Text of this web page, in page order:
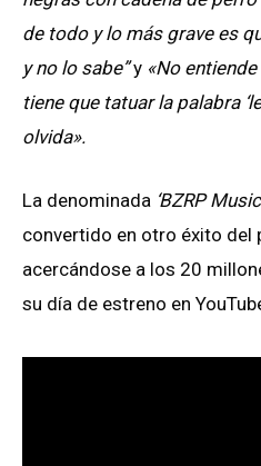
de todo y lo más grave es
y no lo sabe”y «No
tiene que tatuar la palabra
olvida».
La denominada ‘BZRP
convertido en otro éxito del
acercándose a los 20
su día de estreno en